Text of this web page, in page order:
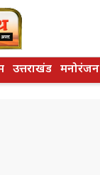
उत्तराखंड मनोरंजन